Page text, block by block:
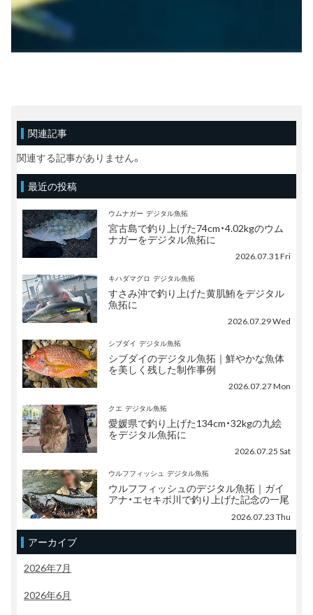
関連記事
関連する記事がありません。
最近の投稿
ウムナガー デジタル魚拓
宮古島で釣り上げた74cm・4.02kgのウム
ナガーをデジタル魚拓に
2026.07.31 Fri
キハダマグロ デジタル魚拓
すさみ沖で釣り上げた黄肌鮪をデジタル
魚拓に
2026.07.29 Wed
シブダイ デジタル魚拓
シブダイのデジタル魚拓｜鮮やかな魚体
を美しく残した制作事例
2026.07.27 Mon
クエ デジタル魚拓
愛媛県で釣り上げた134cm・32kgの九絵
をデジタル魚拓に
2026.07.25 Sat
ウルフフィッシュ デジタル魚拓
ウルフフィッシュのデジタル魚拓｜ガイ
アナ・エセキボ川で釣り上げた記念の一尾
2026.07.23 Thu
アーカイブ
2026年7月
2026年6月